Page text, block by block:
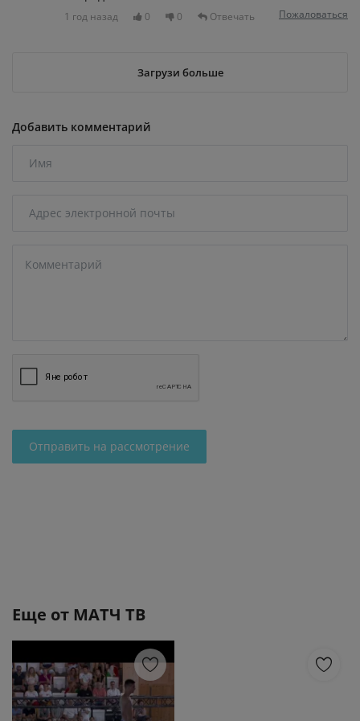
1 год назад 0 0 Отвечать Пожаловаться
Загрузи больше
Добавить комментарий
Отправить на рассмотрение
Еще от МАТЧ ТВ